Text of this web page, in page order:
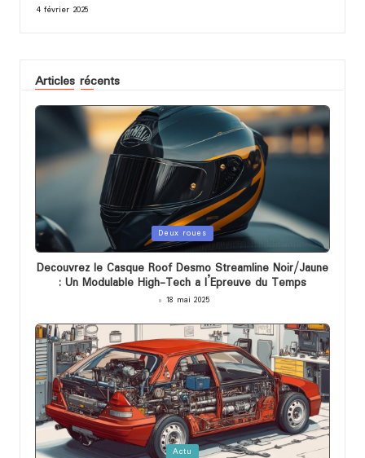
4 février 2025
Articles récents
Posted
in
Deux roues
Decouvrez le Casque Roof Desmo Streamline Noir/Jaune
: Un Modulable High-Tech a l’Epreuve du Temps
18 mai 2025
Posted
Actu